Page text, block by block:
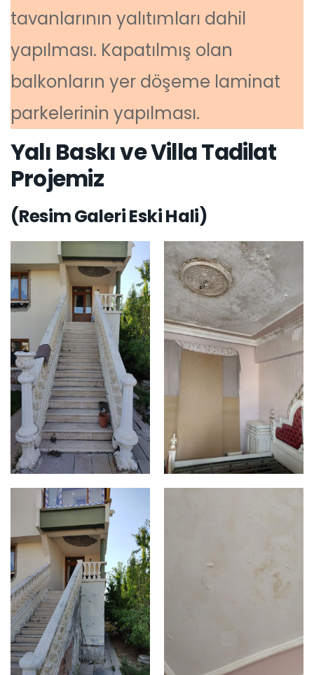
tavanlarının yalıtımları dahil
yapılması. Kapatılmış olan
balkonların yer döşeme laminat
parkelerinin yapılması.
Yalı Baskı ve Villa Tadilat
Projemiz
(Resim Galeri Eski Hali)